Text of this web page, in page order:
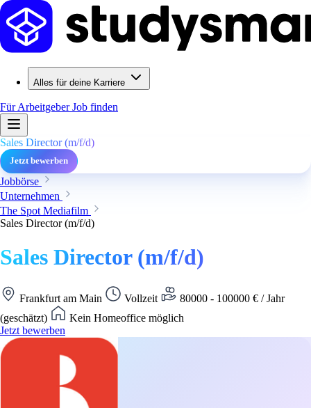
Alles für deine Karriere
Für ArbeitgeberJob finden
Sales Director (m/f/d)
Jetzt bewerben
Jobbörse
Unternehmen
The Spot Mediafilm
Sales Director (m/f/d)
Sales Director (m/f/d)
Frankfurt am Main Vollzeit
80000 - 100000 € / Jahr
(geschätzt)
Kein Homeoffice möglich
Jetzt bewerben